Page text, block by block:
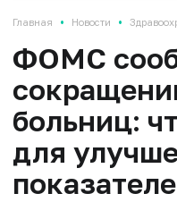
Главная • Новости •
ФОМС
больниц:
для